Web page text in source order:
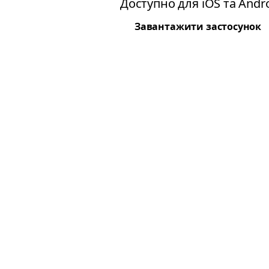
Доступно для iOS та
Завантажити застосунок